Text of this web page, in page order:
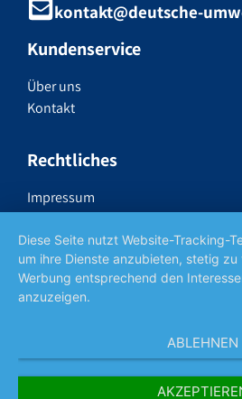
kontakt@deutsche-
Kundenservice
Über uns
Kontakt
Rechtliches
Impressum
Datenschutzerklärung
Widerrufsrecht
AGB
Diese Seite nutzt Website-Tracking-
um ihre Dienste anzubieten, stetig zu
Werbung entsprechend den
anzuzeigen.
ABLEHNEN